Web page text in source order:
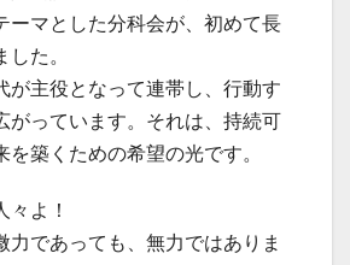
ーマとした分科会が、初めて長
た。
が主役となって連帯し、行動す
がっています。それは、持続可
を築くための希望の光です。
々よ！
力であっても、無力ではありま